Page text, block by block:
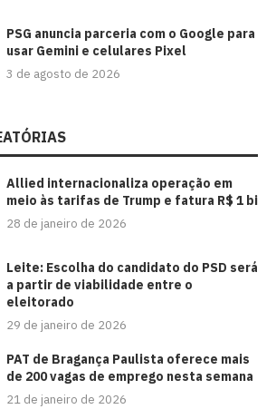
PSG anuncia parceria com o Google para
usar Gemini e celulares Pixel
3 de agosto de 2026
Allied internacionaliza operação em
meio às tarifas de Trump e fatura R$ 1 bi
28 de janeiro de 2026
Leite: Escolha do candidato do PSD será
a partir de viabilidade entre o
eleitorado
29 de janeiro de 2026
PAT de Bragança Paulista oferece mais
de 200 vagas de emprego nesta semana
21 de janeiro de 2026